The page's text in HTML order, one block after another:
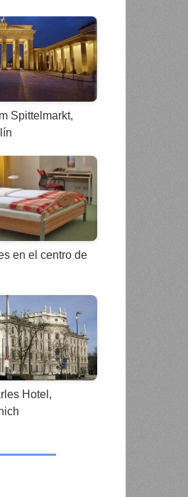
Spittelmarkt,
en el centro de
Hotel,